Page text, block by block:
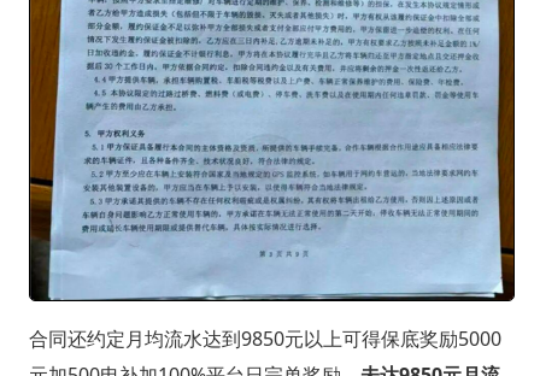
合同还约定月均流水达到9850元以上可得保底奖励5000